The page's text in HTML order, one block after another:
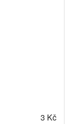
3 Kč